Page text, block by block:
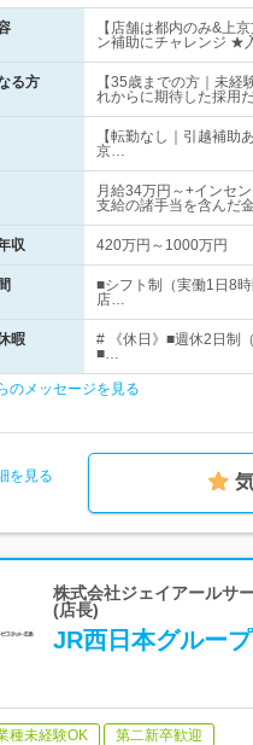
【店舗は都内のみ&上
ン補助にチャレンジ ★
る方
【35歳までの方｜未
れからに期待した採用
【転勤なし｜引越補
京…
月給34万円～+インセ
支給の諸手当を含んだ
収 420万円～1000万円
■シフト制（実働1日8
店…
暇
# 《休日》■週休2日制
■…
のメッセージを見る
を見る
株式会社ジェイアールサ
(店長)
JR西日本グルー
種未経験OK 第二新卒歓迎